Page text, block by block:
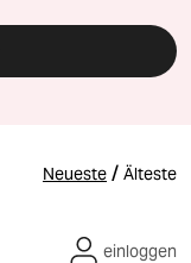
Neueste / Älteste
einloggen